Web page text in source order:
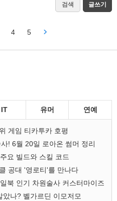
검색 글쓰기
4 5
IT 유머 연예
게임 티카투카 호평
! 6월 20일 로아온 썸머 정리
요 빌드와 스킬 코드
공대 '영로티'를 만나다
북 인기 차원술사 커스터마이즈
나? 벨가르딘 이모저모